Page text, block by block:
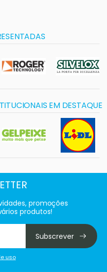
EM DESTAQUE
promoções
produtos!
Subscrever
uso